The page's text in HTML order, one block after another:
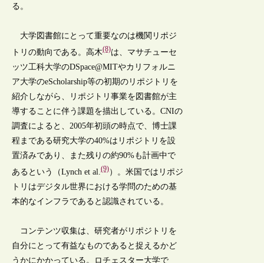
る。
大学図書館にとって重要なのは機関リポジ
トリの動向である。高木(8)は、マサチューセ
ッツ工科大学のDSpace@MITやカリフォルニ
ア大学のeScholarship等の初期のリポジトリを
紹介しながら、リポジトリ事業を図書館が主
導することに伴う課題を描出している。CNIの
調査によると、2005年初頭の時点で、博士課
程まである研究大学の40%はリポジトリを設
置済みであり、また残りの約90%も計画中で
あるという（Lynch et al.(9)）。米国ではリポジ
トリはデジタル世界における学問のための基
本的なインフラであると認識されている。
コンテンツ収集は、研究者がリポジトリを
自分にとって有益なものであると捉えるかど
うかにかかっている。ロチェスター大学で